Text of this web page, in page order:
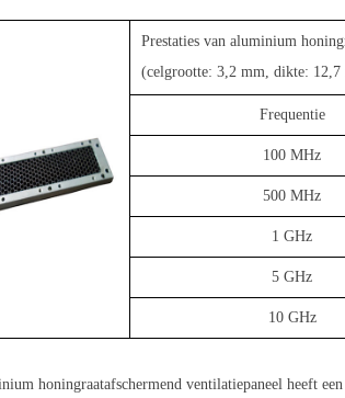
Prestaties van aluminium
(celgrootte: 3,2 mm, dikte: 12,7
Frequentie
100 MHz
500 MHz
1 GHz
5 GHz
10 GHz
honingraatafschermend ventilatiepaneel heeft